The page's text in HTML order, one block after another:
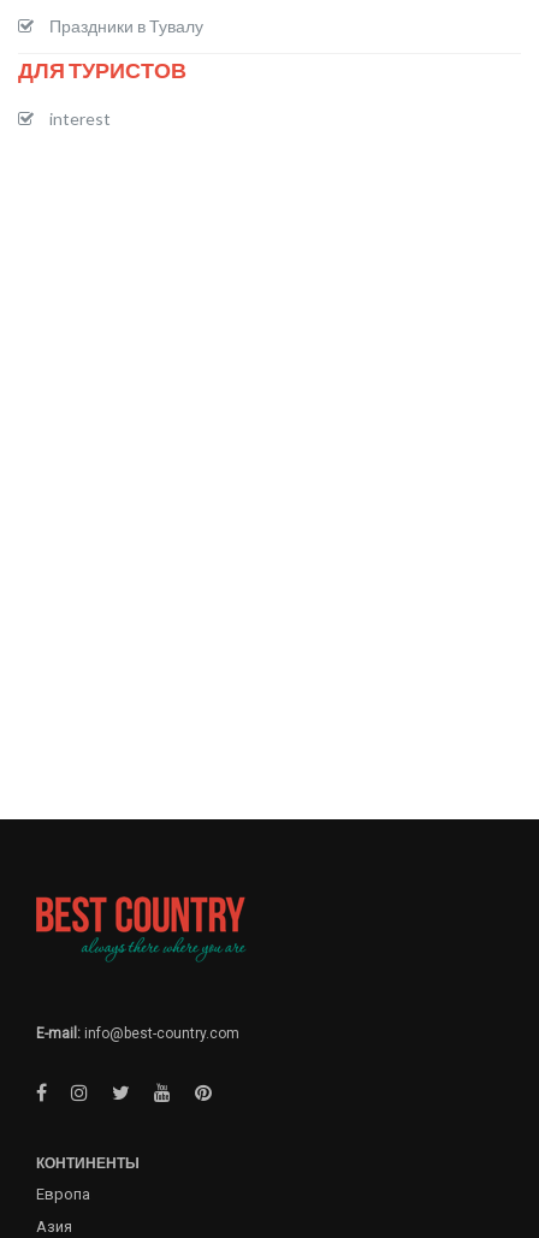
Праздники в Тувалу
ДЛЯ ТУРИСТОВ
interest
E-mail: info@best-country.com
КОНТИНЕНТЫ
Европа
Азия